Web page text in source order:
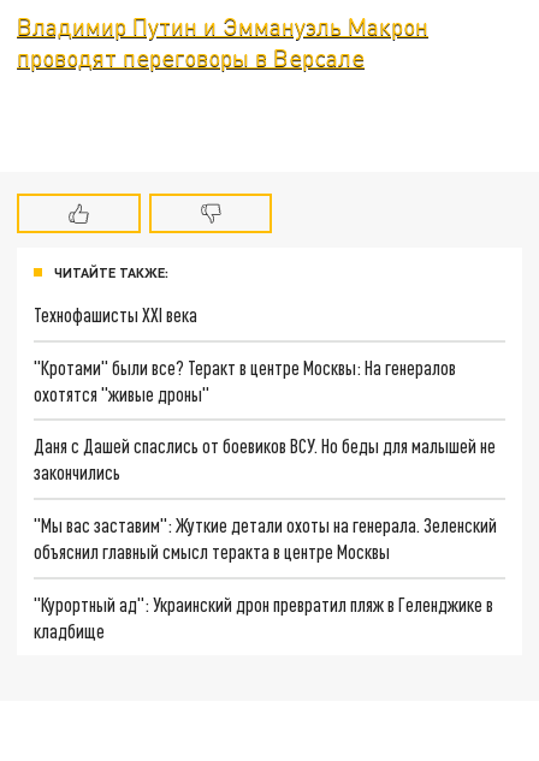
Владимир Путин и Эммануэль Макрон
проводят переговоры в Версале
ЧИТАЙТЕ ТАКЖЕ:
Технофашисты XXI века
"Кротами" были все? Теракт в центре Москвы: На генералов
охотятся "живые дроны"
Даня с Дашей спаслись от боевиков ВСУ. Но беды для малышей не
закончились
"Мы вас заставим": Жуткие детали охоты на генерала. Зеленский
объяснил главный смысл теракта в центре Москвы
"Курортный ад": Украинский дрон превратил пляж в Геленджике в
кладбище